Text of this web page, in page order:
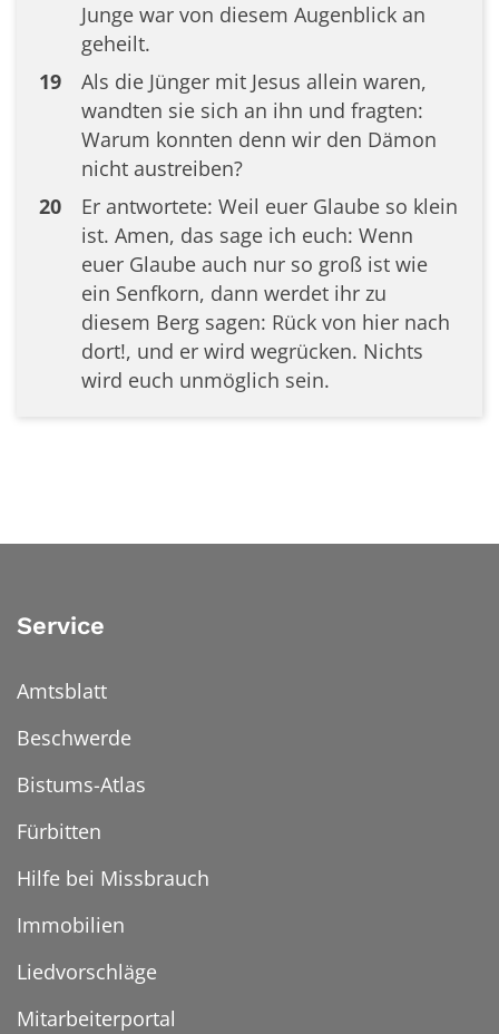
Junge war von diesem Augenblick an
geheilt.
19
Als die Jünger mit Jesus allein waren,
wandten sie sich an ihn und fragten:
Warum konnten denn wir den Dämon
nicht austreiben?
20
Er antwortete: Weil euer Glaube so klein
ist. Amen, das sage ich euch: Wenn
euer Glaube auch nur so groß ist wie
ein Senfkorn, dann werdet ihr zu
diesem Berg sagen: Rück von hier nach
dort!, und er wird wegrücken. Nichts
wird euch unmöglich sein.
Service
Amtsblatt
Beschwerde
Bistums-Atlas
Fürbitten
Hilfe bei Missbrauch
Immobilien
Liedvorschläge
Mitarbeiterportal